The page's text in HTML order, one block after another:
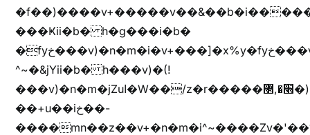
���Ҝii�b� h�g���i�b�
�fyخ���v)�n�m�i�v+���]�x%y�fyخ���v)ඊl��e��]�x+�m�f����v)�n�m�k&jYii�b�
^~�&jYii�b� h���v)�(!
���v)�n�m�jZuا�W��/z�r�����׫�,޲�)n��z�"��+�mn��z�"����h��+u��7����n��z�(�������j۫jب�X���޲ƥ����^��%���׫�ܥz�%���׫��b��h�W���+u��iخ��)�(!
��+u��iخ��-